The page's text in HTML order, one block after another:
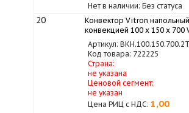
Нет в наличии: Без статуса
20
Конвектор Vitron
конвекцией 100 х 150 х 700
Артикул:
Код товара: 722225
Страна:
не указана
Ценовой сегмент:
не указан
Цена РИЦ с НДС: 1,00